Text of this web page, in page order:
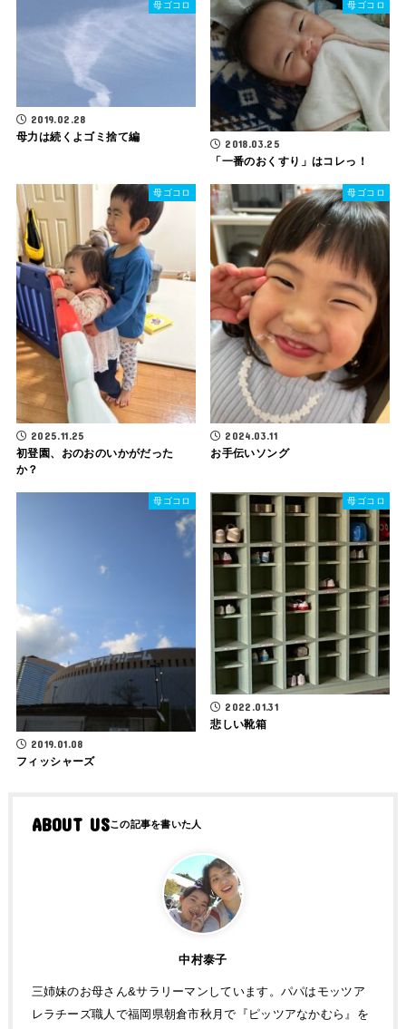
母ゴコロ
2019.02.28
母力は続くよゴミ捨て編
母ゴコロ
2018.03.25
「一番のおくすり」はコレっ！
母ゴコロ
2025.11.25
初登園、おのおのいかがだった
か？
母ゴコロ
2024.03.11
お手伝いソング
母ゴコロ
2019.01.08
フィッシャーズ
母ゴコロ
2022.01.31
悲しい靴箱
ABOUT US
中村泰子
三姉妹のお母さん&サラリーマンしています。パパはモッツア
レラチーズ職人で福岡県朝倉市秋月で『ピッツアなかむら』を